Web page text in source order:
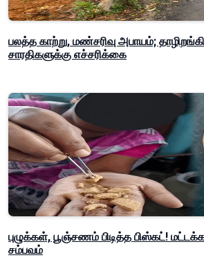
பலத்த காற்று, மண்சரிவு அபாயம்;
சாரதிகளுக்கு எச்சரிக்கை
புழுக்கள், பூஞ்சணம் பிடித்த பிஸ்கட்!
சம்பவம்